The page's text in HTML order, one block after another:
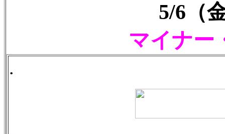
5/6（
マイナー
.